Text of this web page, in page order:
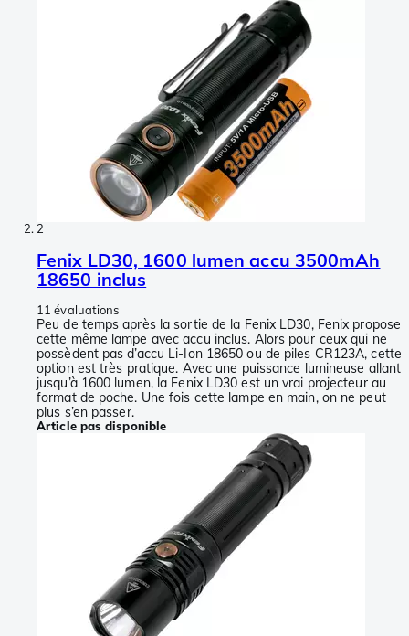
2
Fenix LD30, 1600 lumen accu 3500mAh
18650 inclus
11 évaluations
Peu de temps après la sortie de la Fenix LD30, Fenix propose
cette même lampe avec accu inclus. Alors pour ceux qui ne
possèdent pas d’accu Li-Ion 18650 ou de piles CR123A, cette
option est très pratique. Avec une puissance lumineuse allant
jusqu’à 1600 lumen, la Fenix LD30 est un vrai projecteur au
format de poche. Une fois cette lampe en main, on ne peut
plus s’en passer.
Article pas disponible